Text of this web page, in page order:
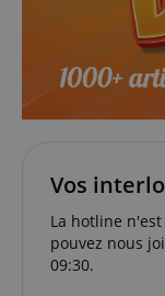
Vos
La hotline
pouvez nous
09:30.